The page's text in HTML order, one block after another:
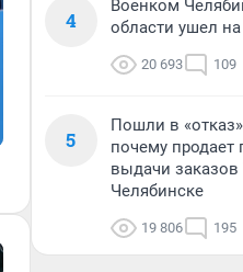
4
Военком
области ушел
20 693 109
5
Пошли в
почему продает
выдачи заказов
Челябинске
19 806 195